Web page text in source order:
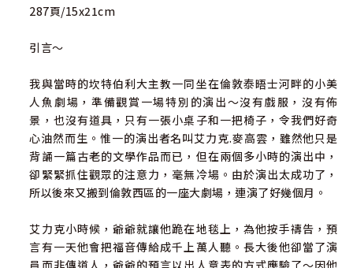
287頁/15x21cm
引言～
我與當時的坎特伯利大主教一同坐在倫敦泰晤士河畔的小美
人魚劇場，準備觀賞一場特別的演出～沒有戲服，沒有佈
景，也沒有道具，只有一張小桌子和一把椅子，令我們好奇
心油然而生。惟一的演出者名叫艾力克.麥高雲，雖然他只是
背誦一篇古老的文學作品而已，但在兩個多小時的演出中，
卻緊緊抓住觀眾的注意力，毫無冷場。由於演出太成功了，
所以後來又搬到倫敦西區的一座大劇場，連演了好幾個月。
艾力克小時候，爺爺就讓他跪在地毯上，為他按手禱告，預
言有一天他會把福音傳給成千上萬人聽。長大後他卻當了演